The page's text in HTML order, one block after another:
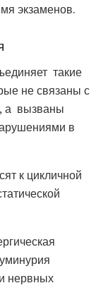
экзаменов.
такие
не связаны с
а вызваны
в
к цикличной
нервных